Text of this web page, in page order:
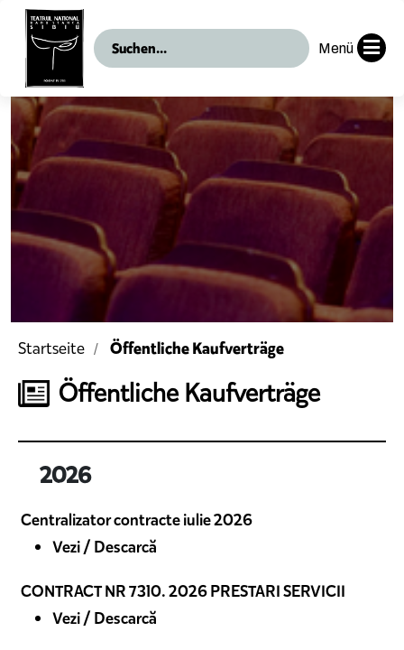
Menü
Startseite Öffentliche Kaufverträge
Öffentliche Kaufverträge
2026
Centralizator contracte iulie 2026
Vezi / Descarcă
CONTRACT NR 7310. 2026 PRESTARI SERVICII
Vezi / Descarcă